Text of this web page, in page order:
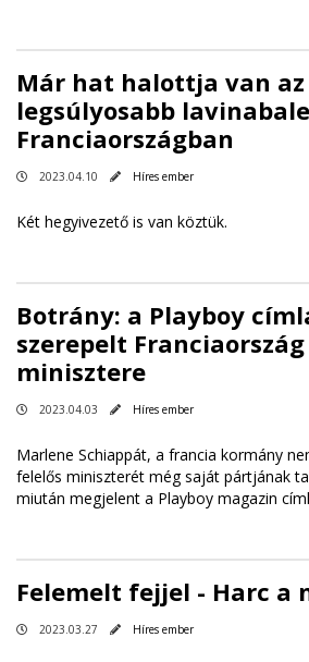
Már hat halottja van
legsúlyosabb
Franciaországban
2023.04.10 Híres ember
Két hegyivezető is van köztük.
Botrány: a Playboy
szerepelt
minisztere
2023.04.03 Híres ember
Marlene Schiappát, a francia kormány
felelős miniszterét még saját pártjának
miután megjelent a Playboy magazin
Felemelt fejjel - Harc a
2023.03.27 Híres ember